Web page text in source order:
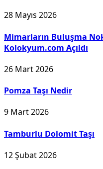
28 Mayıs 2026
Mimarların Buluşma
Kolokyum.com Açıldı
26 Mart 2026
Pomza Taşı Nedir
9 Mart 2026
Tamburlu Dolomit Taşı
12 Şubat 2026